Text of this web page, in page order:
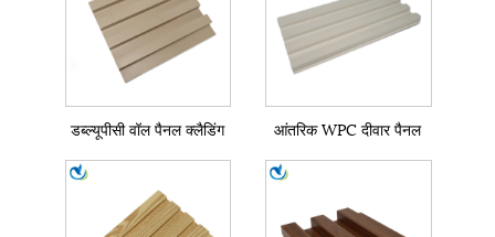
डब्ल्यूपीसी वॉल पैनल क्लैडिंग आंतरिक WPC दीवार पैनल